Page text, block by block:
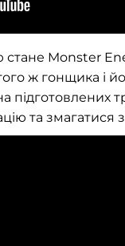
Monster
ж гонщика і
та змагатися